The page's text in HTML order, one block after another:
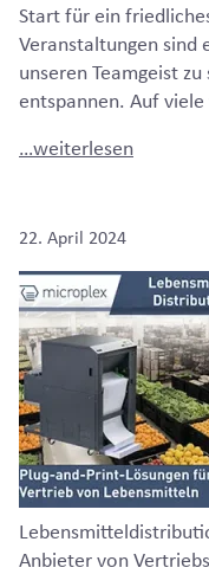
Start für ein
Veranstaltungen sind
unseren Teamgeist
entspannen. Auf
…weiterlesen
22. April 2024
Anbieter von